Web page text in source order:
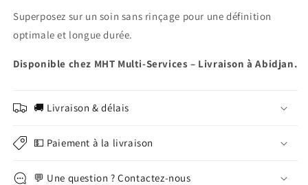
Superposez sur un soin sans rinçage pour une définition
optimale et longue durée.
Disponible chez MHT Multi-Services – Livraison à Abidjan.
🚚 Livraison & délais
💵 Paiement à la livraison
💬 Une question ? Contactez-nous